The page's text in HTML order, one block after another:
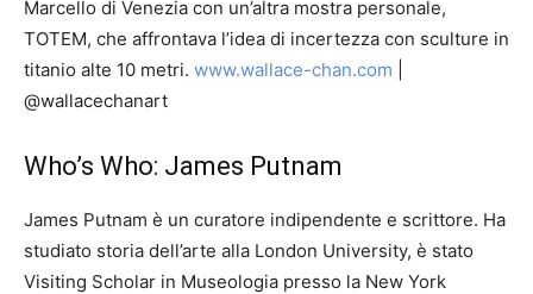
Marcello di Venezia con un’altra mostra personale,
TOTEM, che affrontava l’idea di incertezza con sculture in
titanio alte 10 metri. www.wallace-chan.com
@wallacechanart
Who’s Who: James Putnam
James Putnam è un curatore indipendente e scrittore. Ha
studiato storia dell’arte alla London University, è stato
Visiting Scholar in Museologia presso la New York